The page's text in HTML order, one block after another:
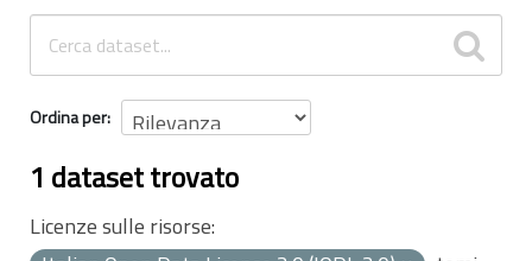
INFORMAZIONI
Ordina per
1 dataset trovato
Licenze sulle risorse: